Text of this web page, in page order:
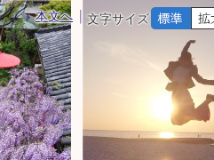
本文へ 文字サイズ